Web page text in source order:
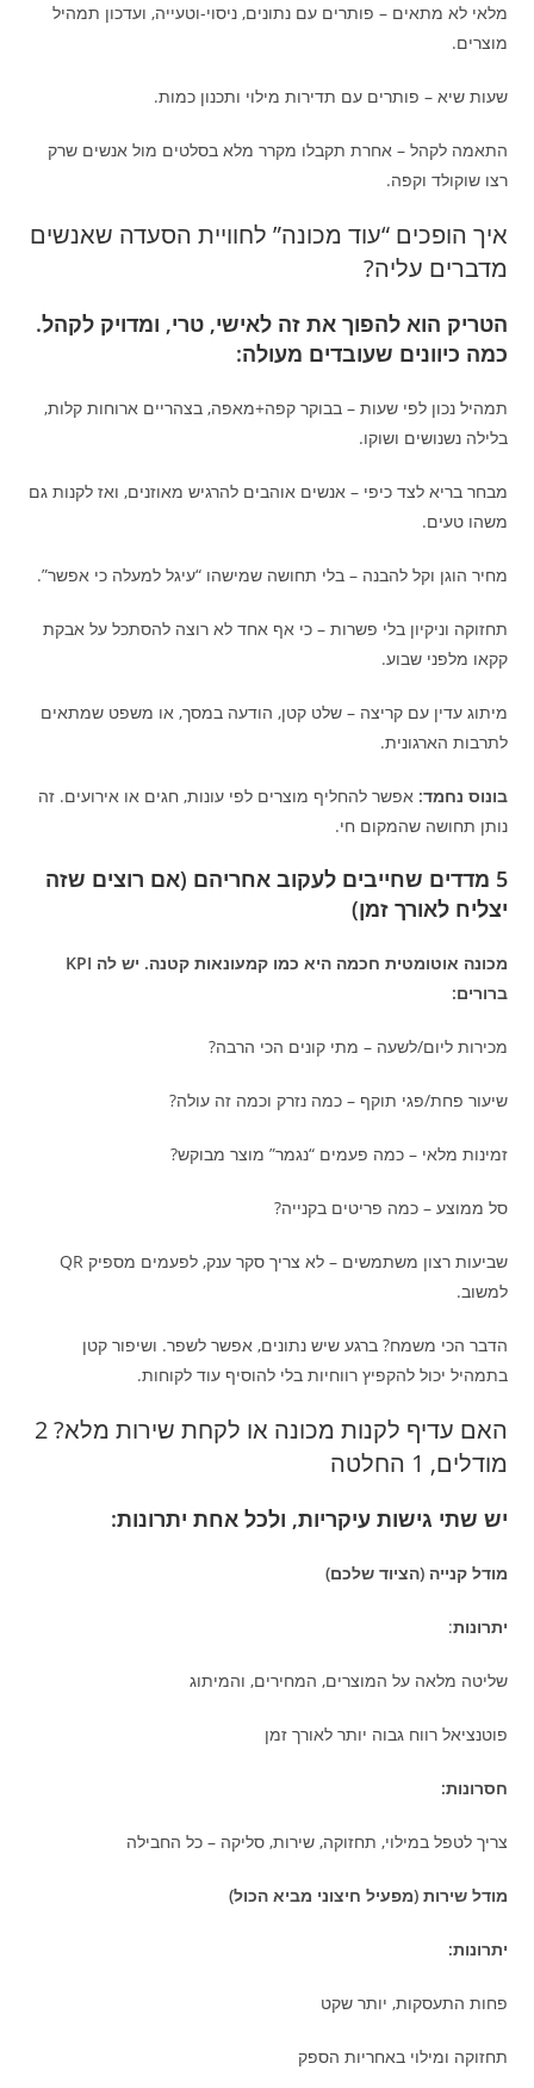
מלאי לא מתאים – פותרים עם נתונים, ניסוי-וטעייה, ועדכון תמהיל
מוצרים.
שעות שיא – פותרים עם תדירות מילוי ותכנון כמות.
התאמה לקהל – אחרת תקבלו מקרר מלא בסלטים מול אנשים שרק
רצו שוקולד וקפה.
איך הופכים “עוד מכונה” לחוויית הסעדה שאנשים
מדברים עליה?
הטריק הוא להפוך את זה לאישי, טרי, ומדויק לקהל.
כמה כיוונים שעובדים מעולה:
תמהיל נכון לפי שעות – בבוקר קפה+מאפה, בצהריים ארוחות קלות,
בלילה נשנושים ושוקו.
מבחר בריא לצד כיפי – אנשים אוהבים להרגיש מאוזנים, ואז לקנות גם
משהו טעים.
מחיר הוגן וקל להבנה – בלי תחושה שמישהו “עיגל למעלה כי אפשר”.
תחזוקה וניקיון בלי פשרות – כי אף אחד לא רוצה להסתכל על אבקת
קקאו מלפני שבוע.
מיתוג עדין עם קריצה – שלט קטן, הודעה במסך, או משפט שמתאים
לתרבות הארגונית.
בונוס נחמד: אפשר להחליף מוצרים לפי עונות, חגים או אירועים. זה
נותן תחושה שהמקום חי.
5 מדדים שחייבים לעקוב אחריהם (אם רוצים שזה
יצליח לאורך זמן)
מכונה אוטומטית חכמה היא כמו קמעונאות קטנה. יש לה KPI
ברורים:
מכירות ליום/לשעה – מתי קונים הכי הרבה?
שיעור פחת/פגי תוקף – כמה נזרק וכמה זה עולה?
זמינות מלאי – כמה פעמים “נגמר” מוצר מבוקש?
סל ממוצע – כמה פריטים בקנייה?
שביעות רצון משתמשים – לא צריך סקר ענק, לפעמים מספיק QR
למשוב.
הדבר הכי משמח? ברגע שיש נתונים, אפשר לשפר. ושיפור קטן
בתמהיל יכול להקפיץ רווחיות בלי להוסיף עוד לקוחות.
האם עדיף לקנות מכונה או לקחת שירות מלא? 2
מודלים, 1 החלטה
יש שתי גישות עיקריות, ולכל אחת יתרונות:
מודל קנייה (הציוד שלכם)
יתרונות:
שליטה מלאה על המוצרים, המחירים, והמיתוג
פוטנציאל רווח גבוה יותר לאורך זמן
חסרונות:
צריך לטפל במילוי, תחזוקה, שירות, סליקה – כל החבילה
מודל שירות (מפעיל חיצוני מביא הכול)
יתרונות:
פחות התעסקות, יותר שקט
תחזוקה ומילוי באחריות הספק